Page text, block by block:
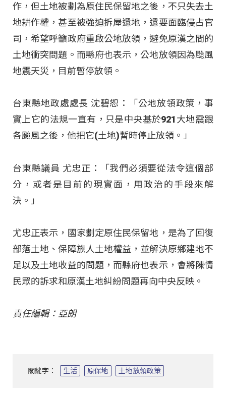
作，但土地被劃為原住民保留地之後，不只失去土
地耕作權，甚至被強迫拆屋還地，還要面臨侵占官
司，希望呼籲政府重啟公地放領，避免原漢之間的
土地衝突問題。而縣府也表示，公地放領因為颱風
地震天災，目前暫停放領。
台東縣地政處處長 沈碧恕：「公地放領政策，事
實上它的法規一直有，只是中央基於921大地震跟
各颱風之後，他把它(土地)暫時停止放領。」
台東縣議員 尤忠正：「我們必須要從法令這個部
分，或者是目前的現實面，用政治的手段來解
決。」
尤忠正表示，國家劃定原住民保留地，是為了回復
部落土地、保障族人土地權益，並解決原鄉建地不
足以及土地收益的問題，而縣府也表示，會將陳情
民眾的訴求和原漢土地糾紛問題再向中央反映。
責任編輯：亞朗
關鍵字： 生活 原保地 土地放領政策